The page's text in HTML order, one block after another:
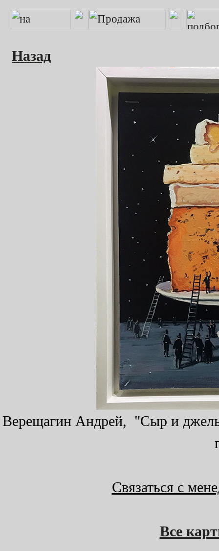
Назад
Верещагин Андрей, "Сыр и
Связаться с
Все